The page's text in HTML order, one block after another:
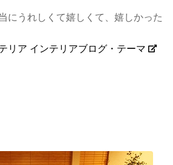
にうれしくて嬉しくて、嬉しかった
リア インテリアブログ・テーマ